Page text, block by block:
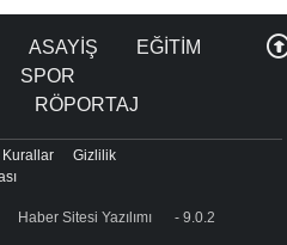
ASAYİŞ
EĞİTİM
SPOR
RÖPORTAJ
Haber Sitesi Yazılımı - 9.0.2
Kurallar
Gizlilik